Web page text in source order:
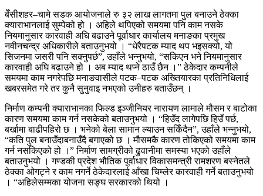
बेँसीशहर–चामे सडक आयोजनाले रु ३२ लाख लागतमा पुल बनाउने ठेक्का
क्याराभानलाई सुम्पेको हो । अहिले थपिएको समयमा पनि काम नसके
नियमानुसार कारवाही अघि बढाउने पूर्वाधार कार्यालय मनाङका प्रमुख
नवीनचन्द्र अधिकारीले बताउनुभयो । “धेरैपटक म्याद थप भइसक्यो, यो
सिजनमा जसरी पनि सक्नुपर्छ”, उहाँले भन्नुभयो, “सकिएन भने नियमानुसार
कारवाही अघि बढाउने हो । अब म्याद थप्ने ठाउँ छैन ।” ठेकेदार कम्पनीले
समयमा काम नगरेपछि मनाङवासीले पटक–पटक अख्तियारका प्रतिनिधिलाई
खबरसमेत गरे तर कुनै सुनुवाइ नभएको उनीहरु बताउँछन् ।
निर्माण कम्पनी क्याराभानका फिल्ड इञ्जीनियर नारायण लामाले मौसम र बाटोका
कारण समयमा काम गर्न नसकेको बताउनुभयो । “हिउँद लागेपछि हिउँ पर्छ,
बर्खामा बाढीपहिरो छ । भनेको बेला सामान ल्याउन सकिँदैन”, उहाँले भन्नुभयो,
“कति पुल बनाउँदाबनाउँदै बगाएको छ । मौसमकै कारण तोकिएको समयमा काम
गर्न नसकिएको हो ।” निर्माण सामग्रीको ढुवानीमा समस्या भएको उहाँले
बताउनुभयो । गण्डकी प्रदेश भौतिक पूर्वाधार विकासमन्त्री रामशरण बस्नेतले
ठेक्का ओगट्ने र काम नगर्ने ठेकेदारलाई आँखा चिम्लेर कारवाही गर्ने बताउनुभयो
। “अहिलेसम्मका योजना सङ्घ सरकारको थियो ।